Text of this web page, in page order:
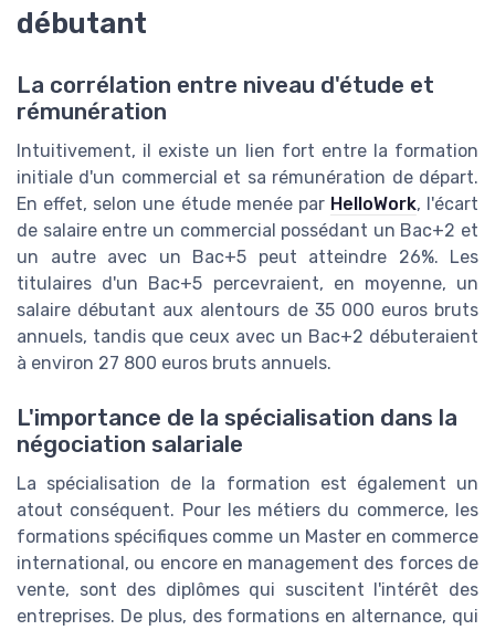
débutant
La corrélation entre niveau d'étude et
rémunération
Intuitivement, il existe un lien fort entre la formation
initiale d'un commercial et sa rémunération de départ.
En effet, selon une étude menée par HelloWork, l'écart
de salaire entre un commercial possédant un Bac+2 et
un autre avec un Bac+5 peut atteindre 26%. Les
titulaires d'un Bac+5 percevraient, en moyenne, un
salaire débutant aux alentours de 35 000 euros bruts
annuels, tandis que ceux avec un Bac+2 débuteraient
à environ 27 800 euros bruts annuels.
L'importance de la spécialisation dans la
négociation salariale
La spécialisation de la formation est également un
atout conséquent. Pour les métiers du commerce, les
formations spécifiques comme un Master en commerce
international, ou encore en management des forces de
vente, sont des diplômes qui suscitent l'intérêt des
entreprises. De plus, des formations en alternance, qui